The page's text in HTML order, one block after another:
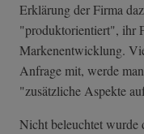
Erklärung der Firma
"produktorientiert", ihr
Markenentwicklung.
Anfrage mit, werde
"zusätzliche Aspekte
Nicht beleuchtet wurde